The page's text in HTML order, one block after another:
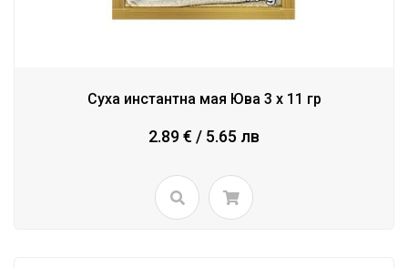
Суха инстантна мая Юва 3 x 11 гр
2.89 € / 5.65 лв